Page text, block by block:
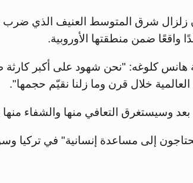
زلزال شرق المتوسط العنيف الذي ضرب
واقعًا ضمن منطقتها الأوروبية.
هانس كلوغه: "نحن شهود على أكبر
خلال قرن وما زلنا نقيّم حجمها".
وسيستغرق التعافي منها والشفاء منها